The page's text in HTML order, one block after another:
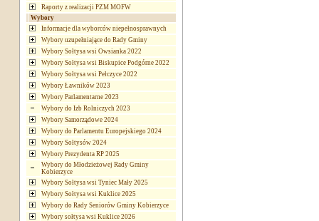
Raporty z realizacji PZM MOFW
Wybory
Informacje dla wyborców niepełnosprawnych
Wybory uzupełniające do Rady Gminy
Wybory Sołtysa wsi Owsianka 2022
Wybory Sołtysa wsi Biskupice Podgórne 2022
Wybory Sołtysa wsi Pełczyce 2022
Wybory Ławników 2023
Wybory Parlamentarne 2023
Wybory do Izb Rolniczych 2023
Wybory Samorządowe 2024
Wybory do Parlamentu Europejskiego 2024
Wybory Sołtysów 2024
Wybory Prezydenta RP 2025
Wybory do Młodzieżowej Rady Gminy
Kobierzyce
Wybory Sołtysa wsi Tyniec Mały 2025
Wybory Sołtysa wsi Kuklice 2025
Wybory do Rady Seniorów Gminy Kobierzyce
Wybory sołtysa wsi Kuklice 2026